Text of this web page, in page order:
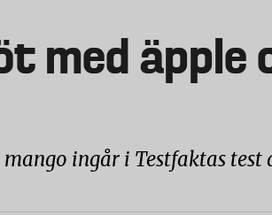
med äpple
ingår i Testfaktas test